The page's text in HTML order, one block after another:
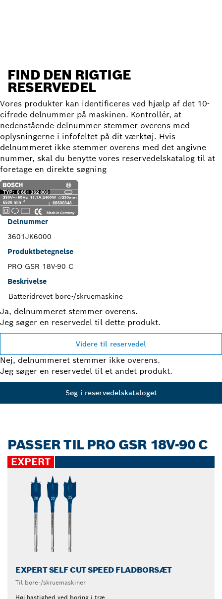
FIND DEN RIGTIGE
RESERVEDEL
Vores produkter kan identificeres ved hjælp af det 10-
cifrede delnummer på maskinen. Kontrollér, at
nedenstående delnummer stemmer overens med
oplysningerne i infofeltet på dit værktøj. Hvis
delnummeret ikke stemmer overens med det angivne
nummer, skal du benytte vores reservedelskatalog til at
foretage en direkte søgning
Delnummer
3601JK6000
Produktbetegnelse
PRO GSR 18V-90 C
Beskrivelse
Batteridrevet bore-/skruemaskine
Ja, delnummeret stemmer overens.
Jeg søger en reservedel til dette produkt.
Videre til reservedel
Nej, delnummeret stemmer ikke overens.
Jeg søger en reservedel til et andet produkt.
Søg i reservedelskataloget
PASSER TIL PRO GSR 18V-90 C
EXPERT
EXPERT SELF CUT SPEED FLADBORSÆT
Til bore-/skruemaskiner
Høj hastighed ved boring i træ